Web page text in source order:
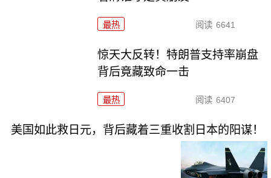
最热 阅读 6641
惊天大反转！特朗普支持率崩盘
背后竟藏致命一击
最热 阅读 6407
美国如此救日元，背后藏着三重收割日本的阳谋！